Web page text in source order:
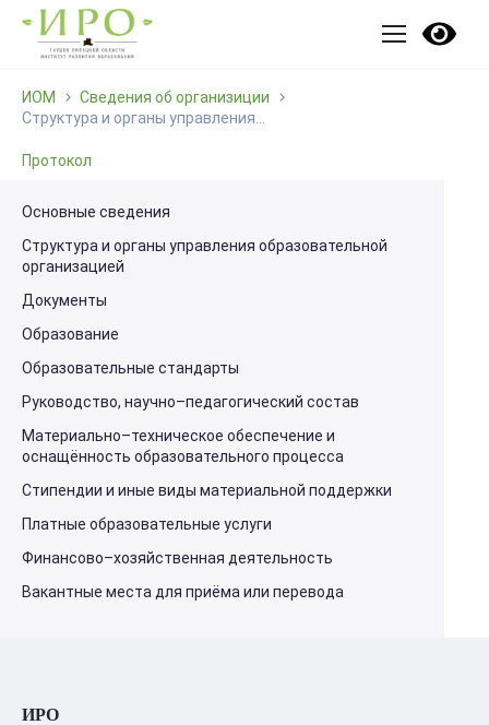
Основные сведения
Структура и органы управления образовательной
организацией
Документы
Образование
Образовательные стандарты
Руководство, научно–педагогический состав
Материально–техническое обеспечение и
оснащённость образовательного процесса
Стипендии и иные виды материальной поддержки
Платные образовательные услуги
Финансово–хозяйственная деятельность
Вакантные места для приёма или перевода
ИОМ
Сведения об организиции
Структура и органы управления...
Протокол
ИРО